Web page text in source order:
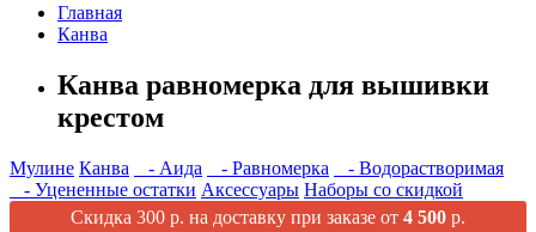
Главная
Канва
Канва равномерка для вышивки
крестом
Мулине Канва - Аида - Равномерка
- Водорастворимая
- Уцененные остатки Аксессуары Наборы со скидкой
Скидка 300 р. на доставку при заказе от 4 500 р.